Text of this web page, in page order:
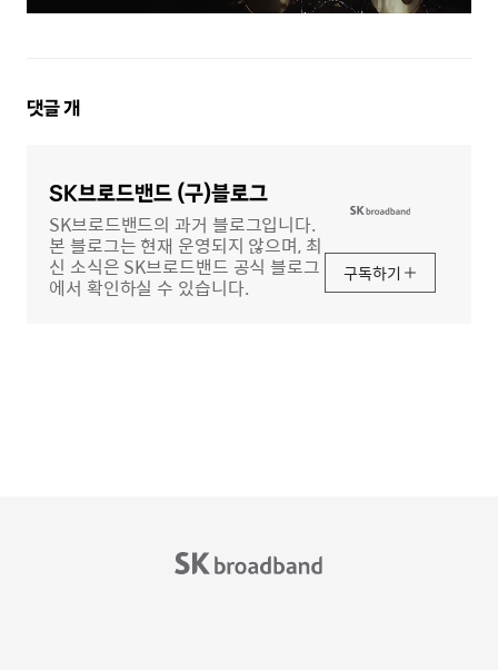
댓
댓글개
SK브로드밴드 (구)블로그
SK브로드밴드의 과거 블로그입니다.
본 블로그는 현재 운영되지 않으며, 최
신 소식은 SK브로드밴드 공식 블로그
에서 확인하실 수 있습니다.
구독하기